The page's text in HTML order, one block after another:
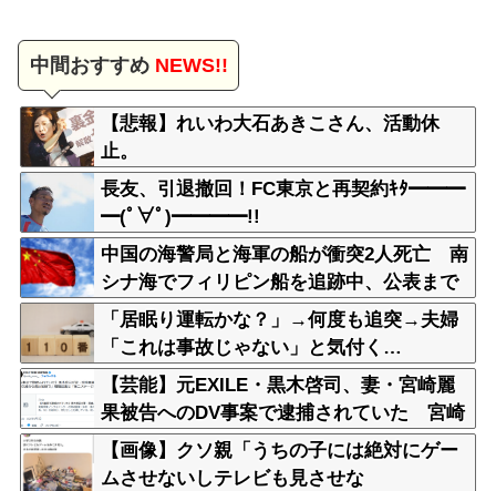
中間おすすめNEWS!!
【悲報】れいわ大石あきこさん、活動休
止。
長友、引退撤回！FC東京と再契約ｷﾀ━━━
━(ﾟ∀ﾟ)━━━━!!
中国の海警局と海軍の船が衝突2人死亡 南
シナ海でフィリピン船を追跡中、公表まで
に1年
「居眠り運転かな？」→何度も追突→夫婦
「これは事故じゃない」と気付く…
【芸能】元EXILE・黒木啓司、妻・宮崎麗
果被告へのDV事案で逮捕されていた 宮崎
は全身打撲、頭部裂傷及び打撲、頸部損傷
の怪我
【画像】クソ親「うちの子には絶対にゲー
ムさせないしテレビも見させな